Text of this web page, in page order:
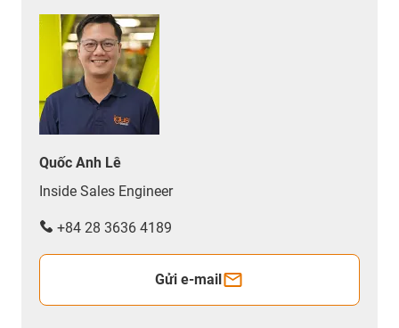
Quốc Anh Lê
Inside Sales Engineer
+84 28 3636 4189
Gửi e-mail